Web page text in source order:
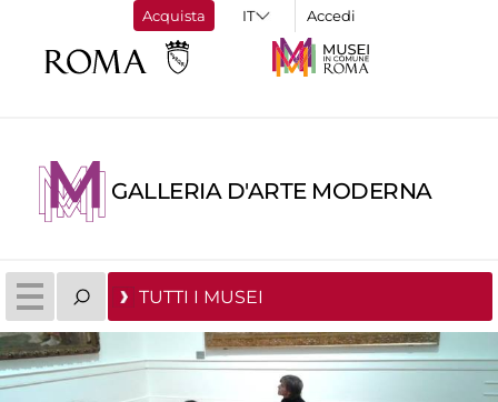
Acquista Accedi
GALLERIA D'ARTE MODERNA
TUTTI I MUSEI